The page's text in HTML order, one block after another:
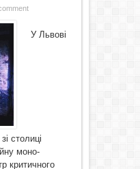
У Львові
столиці
моно-
критичного